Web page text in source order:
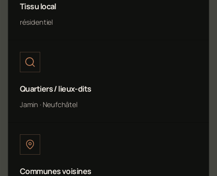
Tissu local
résidentiel
Quartiers / lieux-dits
Jamin · Neufchâtel
Communes voisines